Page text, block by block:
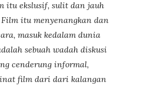
itu ekslusif, sulit dan jauh
itu menyenangkan dan
masuk kedalam dunia
sebuah wadah diskusi
cenderung informal,
film dari dari kalangan